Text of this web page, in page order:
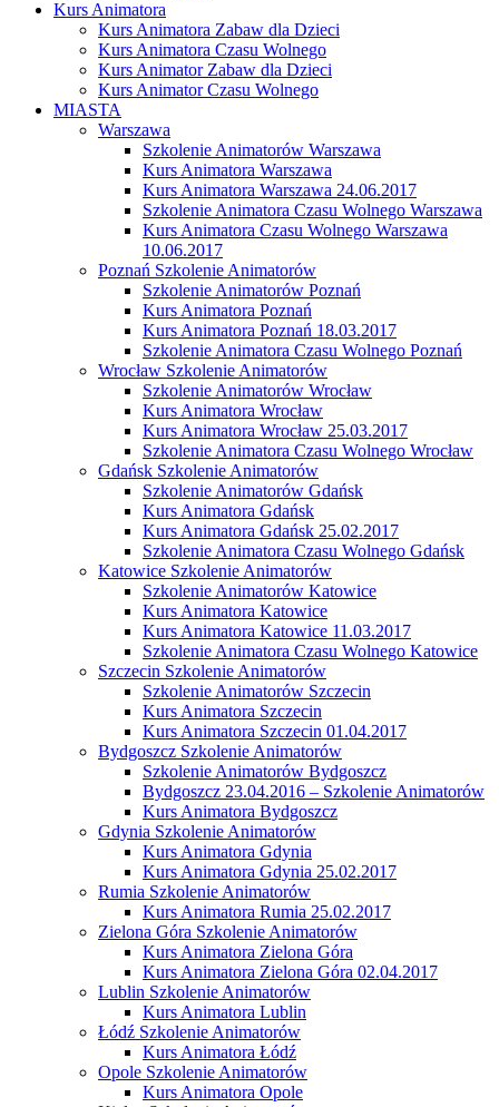
Kurs Animatora
Kurs Animatora Zabaw dla Dzieci
Kurs Animatora Czasu Wolnego
Kurs Animator Zabaw dla Dzieci
Kurs Animator Czasu Wolnego
MIASTA
Warszawa
Szkolenie Animatorów Warszawa
Kurs Animatora Warszawa
Kurs Animatora Warszawa 24.06.2017
Szkolenie Animatora Czasu Wolnego Warszawa
Kurs Animatora Czasu Wolnego Warszawa
10.06.2017
Poznań Szkolenie Animatorów
Szkolenie Animatorów Poznań
Kurs Animatora Poznań
Kurs Animatora Poznań 18.03.2017
Szkolenie Animatora Czasu Wolnego Poznań
Wrocław Szkolenie Animatorów
Szkolenie Animatorów Wrocław
Kurs Animatora Wrocław
Kurs Animatora Wrocław 25.03.2017
Szkolenie Animatora Czasu Wolnego Wrocław
Gdańsk Szkolenie Animatorów
Szkolenie Animatorów Gdańsk
Kurs Animatora Gdańsk
Kurs Animatora Gdańsk 25.02.2017
Szkolenie Animatora Czasu Wolnego Gdańsk
Katowice Szkolenie Animatorów
Szkolenie Animatorów Katowice
Kurs Animatora Katowice
Kurs Animatora Katowice 11.03.2017
Szkolenie Animatora Czasu Wolnego Katowice
Szczecin Szkolenie Animatorów
Szkolenie Animatorów Szczecin
Kurs Animatora Szczecin
Kurs Animatora Szczecin 01.04.2017
Bydgoszcz Szkolenie Animatorów
Szkolenie Animatorów Bydgoszcz
Bydgoszcz 23.04.2016 – Szkolenie Animatorów
Kurs Animatora Bydgoszcz
Gdynia Szkolenie Animatorów
Kurs Animatora Gdynia
Kurs Animatora Gdynia 25.02.2017
Rumia Szkolenie Animatorów
Kurs Animatora Rumia 25.02.2017
Zielona Góra Szkolenie Animatorów
Kurs Animatora Zielona Góra
Kurs Animatora Zielona Góra 02.04.2017
Lublin Szkolenie Animatorów
Kurs Animatora Lublin
Łódź Szkolenie Animatorów
Kurs Animatora Łódź
Opole Szkolenie Animatorów
Kurs Animatora Opole